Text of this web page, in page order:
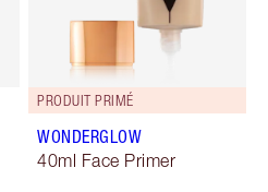
PRODUIT PRIMÉ
WONDERGLOW
40ml Face Primer